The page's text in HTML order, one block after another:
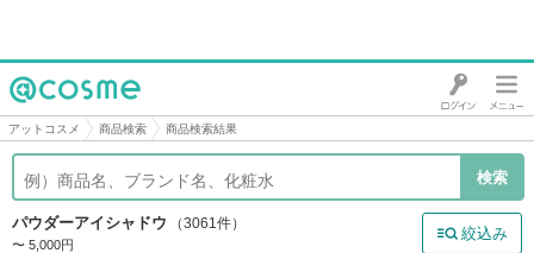
@cosme
アットコスメ 商品検索 商品検索結果
パウダーアイシャドウ （3061件）
〜 5,000円
絞込み